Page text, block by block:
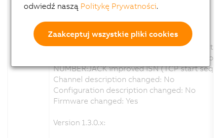
Version 1.4.0.x:
new FW110
various optimisations
Focus mm calculation wrong at greater
Log entrys when calibration enabled and no
NUMBER:JACK improved ISN (TCP start
Channel description changed: No
Configuration description changed: No
Firmware changed: Yes
Version 1.3.0.x:
odwiedź naszą Politykę Prywatności.
Zaakceptuj wszystkie pliki cookies